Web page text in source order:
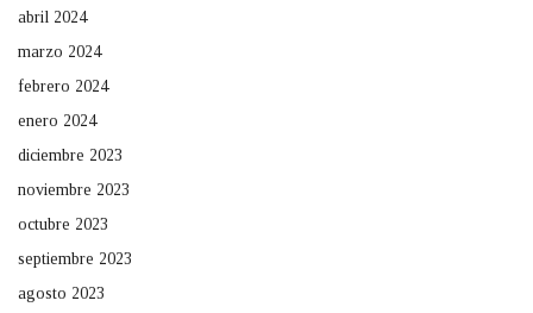
abril 2024
marzo 2024
febrero 2024
enero 2024
diciembre 2023
noviembre 2023
octubre 2023
septiembre 2023
agosto 2023